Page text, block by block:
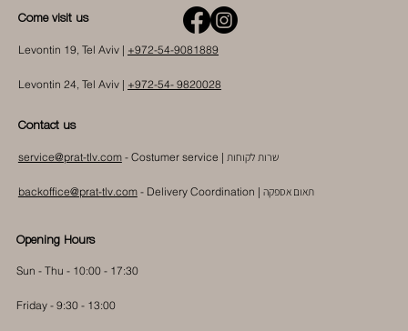
Come visit us
Levontin 19, Tel Aviv | +972-54-9081889
Levontin 24, Tel Aviv | +972-54- 9820028
Contact us
service@prat-tlv.com- Costumer service | שרות לקוחות
backoffice@prat-tlv.com- Delivery Coordination | תאום אספקה
Opening Hours
Sun - Thu - 10:00 - 17:30
Friday - 9:30 - 13:00